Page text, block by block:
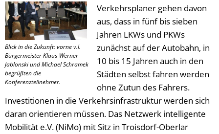
Blick in die Zukunft: vorne v.l.
Bürgermeister Klaus-Werner
Jablonski und Michael Schramek
begrüßten die
Konferenzteilnehmer.
Verkehrsplaner gehen davon
aus, dass in fünf bis sieben
Jahren LKWs und PKWs
zunächst auf der Autobahn, in
10 bis 15 Jahren auch in den
Städten selbst fahren werden
ohne Zutun des Fahrers.
Investitionen in die Verkehrsinfrastruktur werden sich
daran orientieren müssen. Das Netzwerk intelligente
Mobilität e.V. (NiMo) mit Sitz in Troisdorf-Oberlar